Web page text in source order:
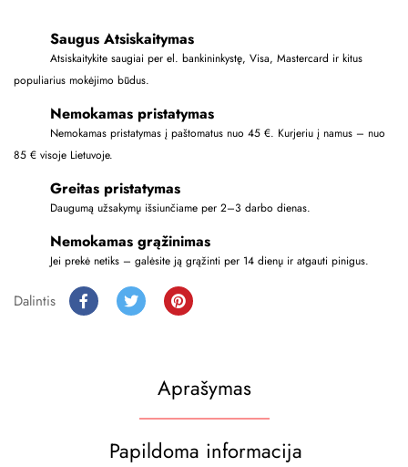
Saugus Atsiskaitymas
Atsiskaitykite saugiai per el. bankininkystę, Visa, Mastercard ir kitus
populiarius mokėjimo būdus.
Nemokamas pristatymas
Nemokamas pristatymas į paštomatus nuo 45 €. Kurjeriu į namus – nuo
85 € visoje Lietuvoje.
Greitas pristatymas
Daugumą užsakymų išsiunčiame per 2–3 darbo dienas.
Nemokamas grąžinimas
Jei prekė netiks – galėsite ją grąžinti per 14 dienų ir atgauti pinigus.
Dalintis
Aprašymas
Papildoma informacija